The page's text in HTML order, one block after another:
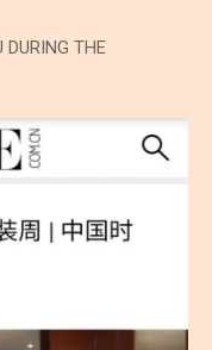
DURING THE